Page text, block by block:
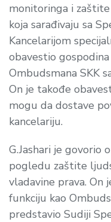
monitoringa i
koja sarađivaju sa
Kancelarijom
obavestio gospodina
Ombudsmana SKK
On je takođe
mogu da dostave
kancelariju.
G.Jashari je govorio
pogledu zaštite
vladavine prava. On
funkciju kao
predstavio Sudiji